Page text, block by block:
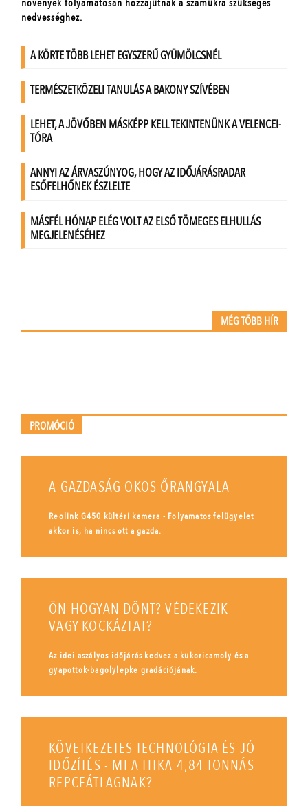
MÉG TÖBB HÍR
PROMÓCIÓ
A GAZDASÁG OKOS ŐRANGYALA
Reolink G450 kültéri kamera - Folyamatos felügyelet
akkor is, ha nincs ott a gazda.
ÖN HOGYAN DÖNT? VÉDEKEZIK
VAGY KOCKÁZTAT?
Az idei aszályos időjárás kedvez a kukoricamoly és a
gyapottok-bagolylepke gradációjának.
KÖVETKEZETES TECHNOLÓGIA ÉS JÓ
IDŐZÍTÉS - MI A TITKA 4,84 TONNÁS
REPCEÁTLAGNAK?